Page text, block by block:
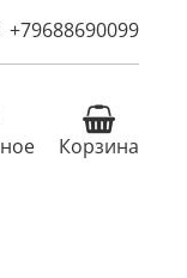
+79688690099
Корзина